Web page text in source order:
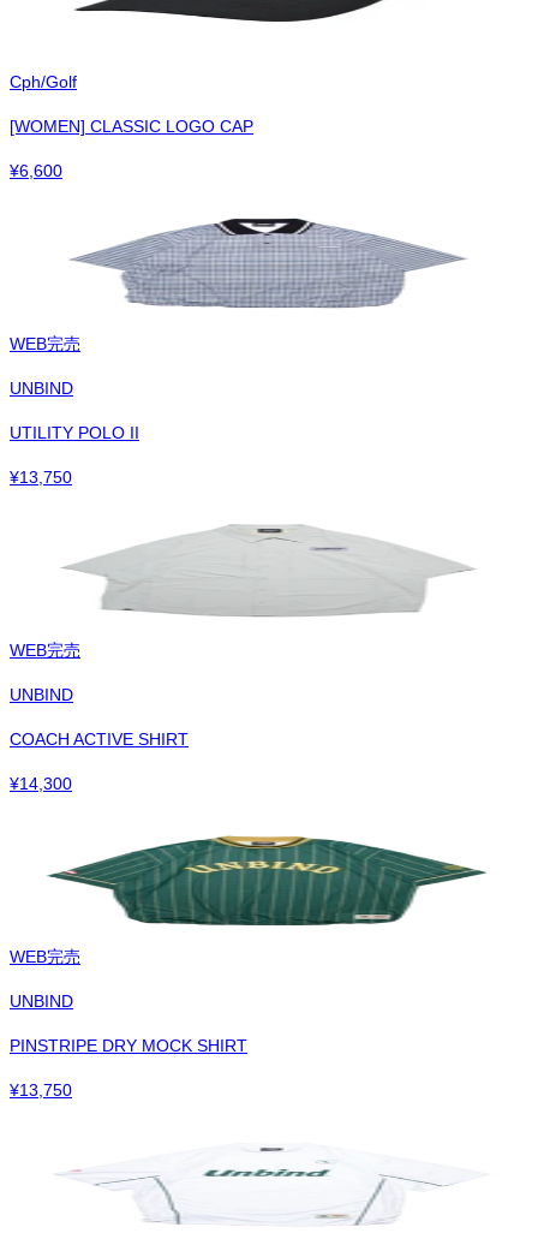
Cph/Golf
[WOMEN] CLASSIC LOGO CAP
¥6,600
WEB完売
UNBIND
UTILITY POLO II
¥13,750
WEB完売
UNBIND
COACH ACTIVE SHIRT
¥14,300
WEB完売
UNBIND
PINSTRIPE DRY MOCK SHIRT
¥13,750